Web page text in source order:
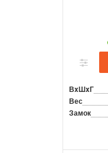
ВxШxГ
Вес
Замок